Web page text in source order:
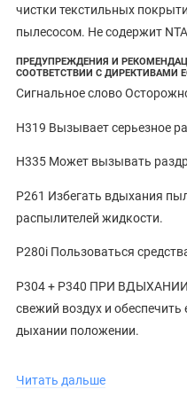
чистки текстильных
пылесосом. Не содержит
ПРЕДУПРЕЖДЕНИЯ И
СООТВЕТСТВИИ С ДИРЕКТИВАМИ
Сигнальное слово
H319 Вызывает серьезное
H335 Может вызывать
P261 Избегать вдыхания
распылителей жидкости.
P280i Пользоваться
P304 + P340 ПРИ
свежий воздух и
дыхании положении.
промыть глаза водой в
Читать дальше